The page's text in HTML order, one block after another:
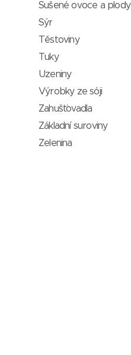
Sušené ovoce a plody
Sýr
Těstoviny
Tuky
Uzeniny
Výrobky ze sóji
Zahušťovadla
Základní suroviny
Zelenina